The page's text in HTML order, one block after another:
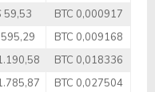
59,53
BTC 0,000917
BTC 0,009168
BTC 0,018336
BTC 0,027504